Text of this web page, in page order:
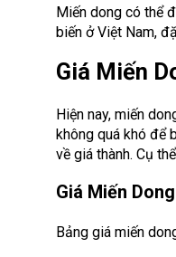
Miến dong có thể
biến ở Việt Nam,
Giá Miến
Hiện nay, miến
không quá khó để
về giá thành. Cụ
Giá Miến
Bảng giá miến